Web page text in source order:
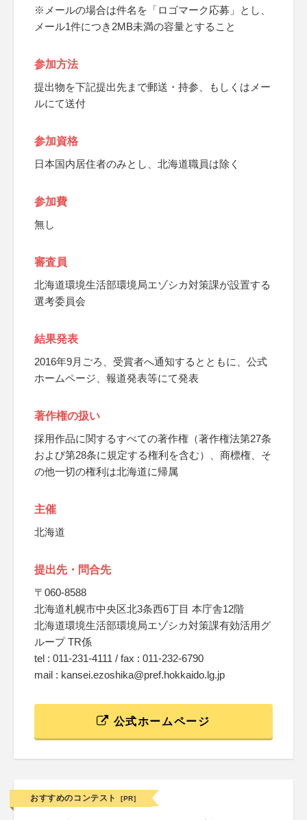
※メールの場合は件名を「ロゴマーク応募」とし、
メール1件につき2MB未満の容量とすること
参加方法
提出物を下記提出先まで郵送・持参、もしくはメー
ルにて送付
参加資格
日本国内居住者のみとし、北海道職員は除く
参加費
無し
審査員
北海道環境生活部環境局エゾシカ対策課が設置する
選考委員会
結果発表
2016年9月ごろ、受賞者へ通知するとともに、公式
ホームページ、報道発表等にて発表
著作権の扱い
採用作品に関するすべての著作権（著作権法第27条
および第28条に規定する権利を含む）、商標権、そ
の他一切の権利は北海道に帰属
主催
北海道
提出先・問合先
〒060-8588
北海道札幌市中央区北3条西6丁目 本庁舎12階
北海道環境生活部環境局エゾシカ対策課有効活用グ
ループ TR係
tel : 011-231-4111 / fax : 011-232-6790
mail : kansei.ezoshika@pref.hokkaido.lg.jp
公式ホームページ
おすすめのコンテスト [PR]